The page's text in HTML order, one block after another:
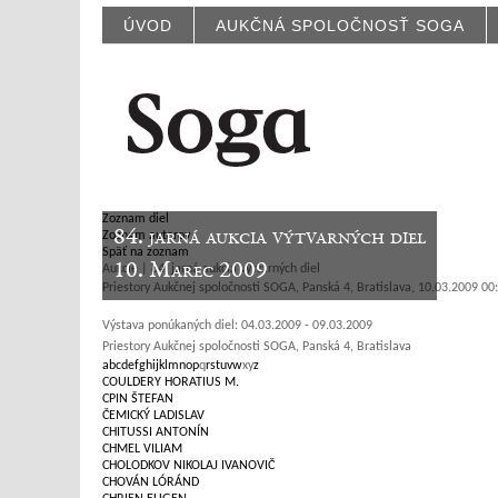
ÚVOD AUKČNÁ SPOLOČNOSŤ SOGA
84. jarná aukcia výtvarných diel
10. Marec 2009
Zoznam diel
Zoznam autorov
Späť na zoznam
Aukcie | 84. jarná aukcia výtvarných diel
Priestory Aukčnej spoločnosti SOGA, Panská 4, Bratislava, 10.03.2009
Výstava ponúkaných diel: 04.03.2009 - 09.03.2009
Priestory Aukčnej spoločnosti SOGA, Panská 4, Bratislava
abcdefghijk mnopqrstuvwxyz
COULDERY HORATIUS M.
CPIN ŠTEFAN
ČEMICKÝ LADISLAV
CHITUSSI ANTONÍN
CHMEL VILIAM
CHOLODKOV NIKOLAJ IVANOVIČ
CHOVÁN LÓRÁND